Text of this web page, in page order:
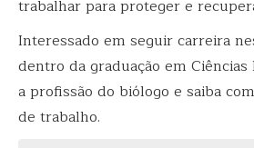
trabalhar para proteger e
Interessado em seguir carreira
dentro da graduação em Ciências
a profissão do biólogo e saiba
de trabalho.